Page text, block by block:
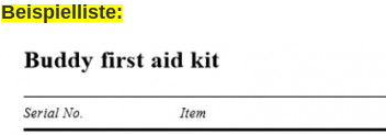
Beispielliste: